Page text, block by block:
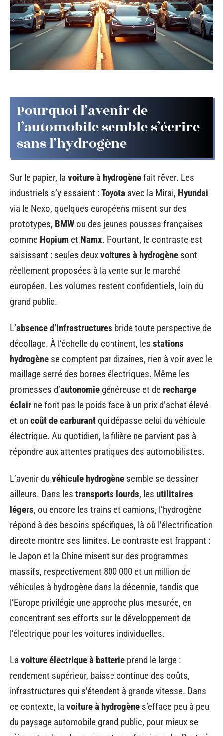
Pourquoi l’avenir de
l’automobile semble s’écrire
sans l’hydrogène
Sur le papier, la voiture à hydrogènefait rêver. Les
industriels s’y essaient :Toyota avec la Mirai, Hyundai
via le Nexo, quelques européens misent sur des
prototypes, BMW ou des jeunes pousses françaises
comme Hopium et Namx. Pourtant, le contraste est
saisissant : seules deuxvoitures à hydrogène sont
réellement proposées à la vente sur le marché
européen. Les volumes restent confidentiels, loin du
grand public.
L’absence d’infrastructures bride toute perspective de
décollage. À l’échelle du continent, les stations
hydrogène se comptent par dizaines, rien à voir avec le
maillage serré des bornes électriques. Même les
promesses d’autonomie généreuse et de recharge
éclair ne font pas le poids face à un prix d’achat élevé
et un coût de carburantqui dépasse celui du véhicule
électrique. Au quotidien, la filière ne parvient pas à
répondre aux attentes pratiques des automobilistes.
L’avenir du véhicule hydrogène semble se dessiner
ailleurs. Dans les transports lourds, les utilitaires
légers, ou encore les trains et camions, l’hydrogène
répond à des besoins spécifiques, là où l’électrification
directe montre ses limites. Le contraste est frappant :
le Japon et la Chine misent sur des programmes
massifs, respectivement 800 000 et un million de
véhicules à hydrogène dans la décennie, tandis que
l’Europe privilégie une approche plus mesurée, en
concentrant ses efforts sur le développement de
l’électrique pour les voitures individuelles.
La voiture électrique à batterie prend le large :
rendement supérieur, baisse continue des coûts,
infrastructures qui s’étendent à grande vitesse. Dans
ce contexte, la voiture à hydrogène s’efface peu à peu
du paysage automobile grand public, pour mieux se